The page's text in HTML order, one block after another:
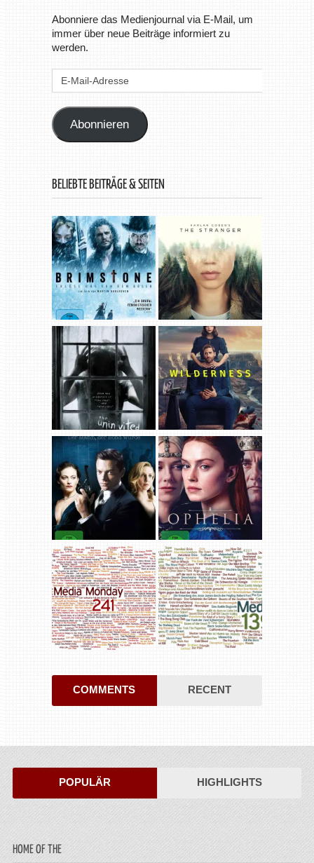
Abonniere das Medienjournal via E-Mail, um
immer über neue Beiträge informiert zu
werden.
Abonnieren
BELIEBTE BEITRÄGE & SEITEN
COMMENTS RECENT
POPULÄR HIGHLIGHTS
HOME OF THE